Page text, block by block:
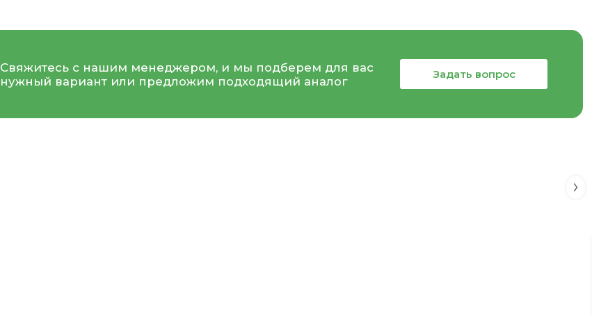
Свяжитесь с нашим менеджером, и мы подберем для вас
нужный вариант или предложим подходящий аналог
Задать вопрос